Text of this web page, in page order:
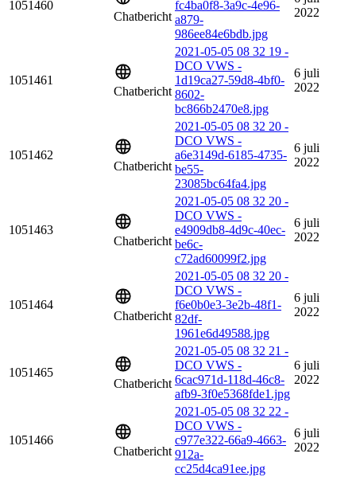
1051460
Chatbericht
fc4ba0f8-3a9c-4e96-
a879-
986ee84e6bdb.jpg
2022
1051461
Chatbericht
2021-05-05 08 32 19 -
DCO VWS -
1d19ca27-59d8-4bf0-
8602-
bc866b2470e8.jpg
6 juli
2022
1051462
Chatbericht
2021-05-05 08 32 20 -
DCO VWS -
a6e3149d-6185-4735-
be55-
23085bc64fa4.jpg
6 juli
2022
1051463
Chatbericht
2021-05-05 08 32 20 -
DCO VWS -
e4909db8-4d9c-40ec-
be6c-
c72ad60099f2.jpg
6 juli
2022
1051464
Chatbericht
2021-05-05 08 32 20 -
DCO VWS -
f6e0b0e3-3e2b-48f1-
82df-
1961e6d49588.jpg
6 juli
2022
1051465
Chatbericht
2021-05-05 08 32 21 -
DCO VWS -
6cac971d-118d-46c8-
afb9-3f0e5368fde1.jpg
6 juli
2022
1051466
Chatbericht
2021-05-05 08 32 22 -
DCO VWS -
c977e322-66a9-4663-
912a-
cc25d4ca91ee.jpg
6 juli
2022